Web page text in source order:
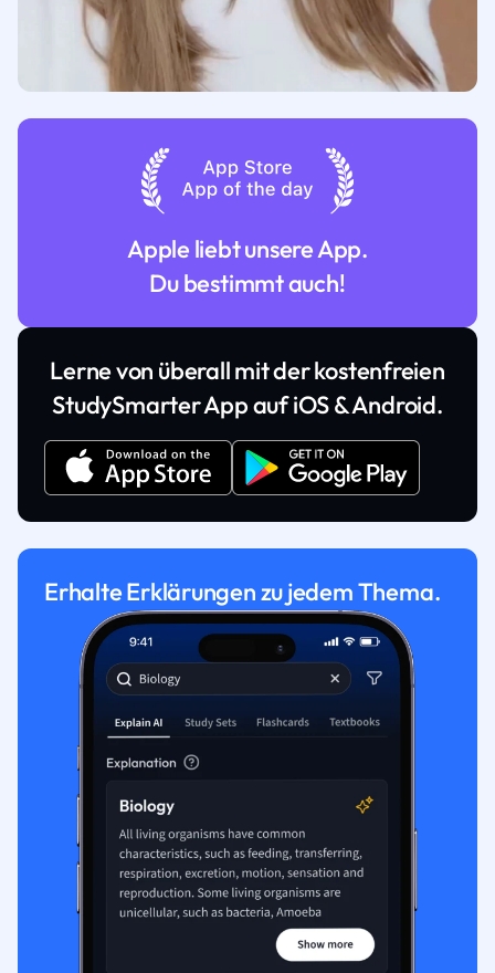
Apple liebt unsere App.
Du bestimmt auch!
Lerne von überall mit der kostenfreien
StudySmarter App auf iOS & Android.
Erhalte Erklärungen zu jedem Thema.